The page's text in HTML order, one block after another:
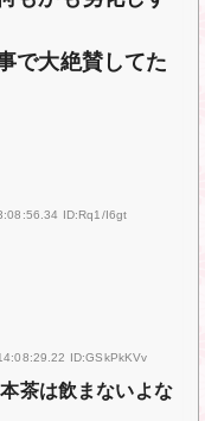
で大絶賛してた
ID:Rq1/I6gt
ID:GSkPkKVv
茶は飲まないよな